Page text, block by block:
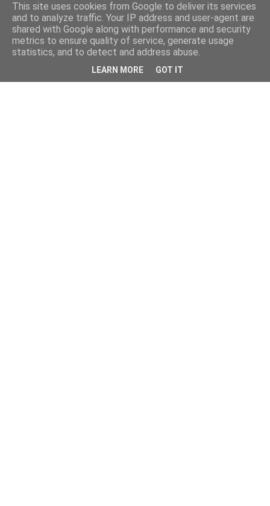
This site uses cookies from Google to deliver its services
and to analyze traffic. Your IP address and user-agent are
shared with Google along with performance and security
metrics to ensure quality of service, generate usage
statistics, and to detect and address abuse.
LEARN MORE GOT IT